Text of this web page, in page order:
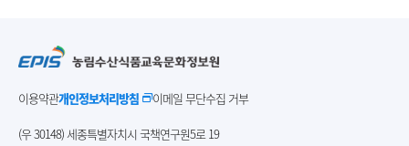
이용약관개인정보처리방침 이메일 무단수집 거부
(우 30148) 세종특별자치시 국책연구원5로 19